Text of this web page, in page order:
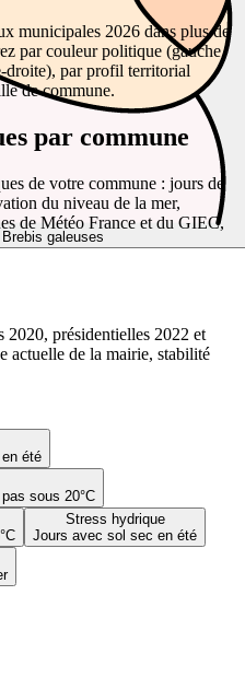
Brebis galeuses
été
sous 20°C
Stress hydrique
Jours avec sol sec en été
municipales 2026 dans plus de
par couleur politique (gauche,
droite), par profil territorial
de commune.
par commune
de votre commune : jours de
du niveau de la mer,
de Météo France et du GIEC,
2020, présidentielles 2022 et
actuelle de la mairie, stabilité